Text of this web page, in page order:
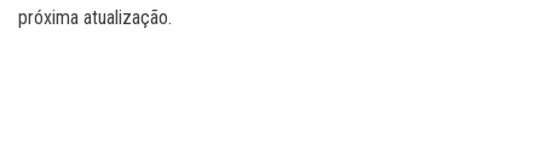
próxima atualização.